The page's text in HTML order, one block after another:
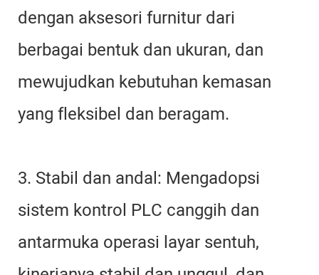
dengan aksesori furnitur dari
berbagai bentuk dan ukuran, dan
mewujudkan kebutuhan kemasan
yang fleksibel dan beragam.
3. Stabil dan andal: Mengadopsi
sistem kontrol PLC canggih dan
antarmuka operasi layar sentuh,